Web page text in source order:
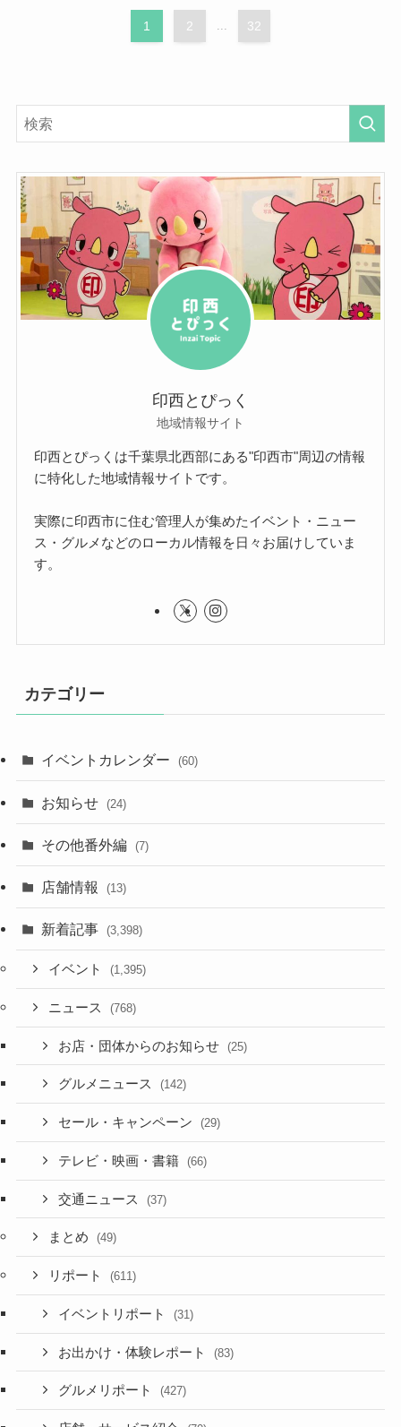
1 2 32
印西とぴっく
地域情報サイト
印西とぴっくは千葉県北西部にある"印西市"周辺の情報
に特化した地域情報サイトです。
実際に印西市に住む管理人が集めたイベント・ニュー
ス・グルメなどのローカル情報を日々お届けしていま
す。
カテゴリー
イベントカレンダー (60)
お知らせ (24)
その他番外編 (7)
店舗情報 (13)
新着記事 (3,398)
イベント (1,395)
ニュース (768)
お店・団体からのお知らせ (25)
グルメニュース (142)
セール・キャンペーン (29)
テレビ・映画・書籍 (66)
交通ニュース (37)
まとめ (49)
リポート (611)
イベントリポート (31)
お出かけ・体験レポート (83)
グルメリポート (427)